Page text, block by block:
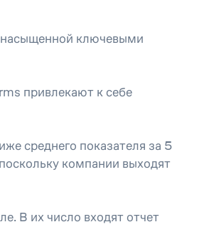
ключевыми
привлекают к себе
среднего показателя за 5
компании выходят
В их число входят отчет